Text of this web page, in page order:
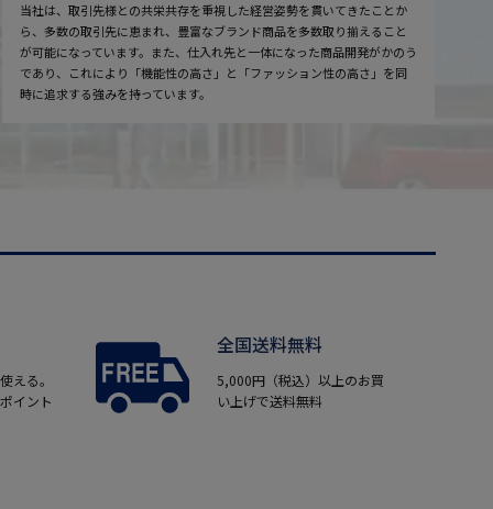
当社は、取引先様との共栄共存を重視した経営姿勢を貫いてきたことか
ら、多数の取引先に恵まれ、豊富なブランド商品を多数取り揃えること
が可能になっています。また、仕入れ先と一体になった商品開発がかのう
であり、これにより「機能性の高さ」と「ファッション性の高さ」を同
時に追求する強みを持っています。
える。
イント
全国送料無料
5,000円（税込）以上のお買
い上げで送料無料